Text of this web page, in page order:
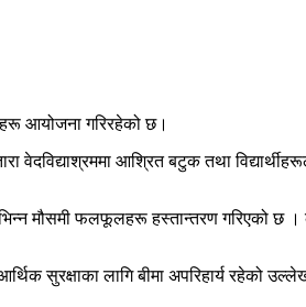
आयोजना गरिरहेको छ।
वेदविद्याश्रममा आश्रित बटुक तथा
मौसमी फलफूलहरू हस्तान्तरण गरिएको छ
सुरक्षाका लागि बीमा अपरिहार्य रहेको